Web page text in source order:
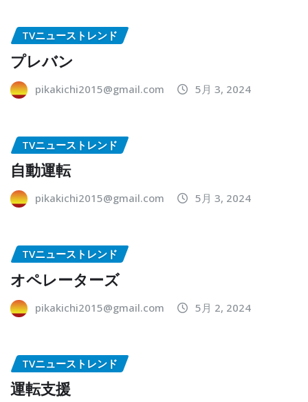
TVニューストレンド
プレバン
pikakichi2015@gmail.com 5月 3, 2024
TVニューストレンド
自動運転
pikakichi2015@gmail.com 5月 3, 2024
TVニューストレンド
オペレーターズ
pikakichi2015@gmail.com 5月 2, 2024
TVニューストレンド
運転支援